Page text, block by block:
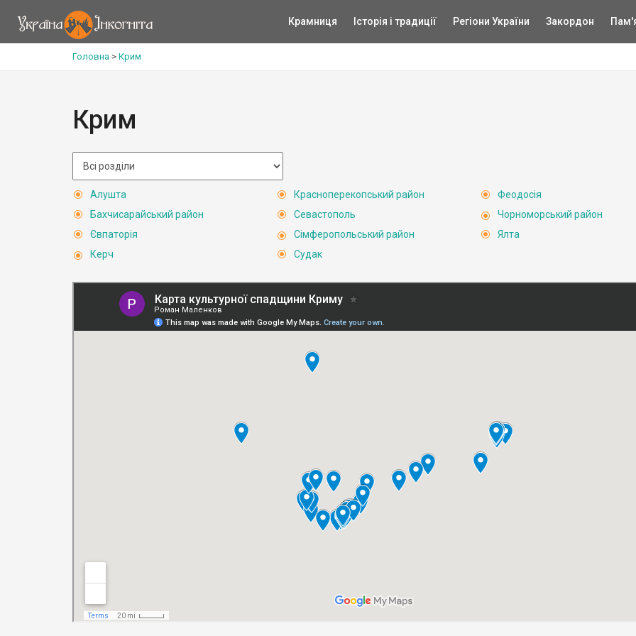
Крамниця Історія і традиції Регіони України Закордон
Головна > Крим
Крим
Алушта
Бахчисарайський район
Євпаторія
Керч
Красноперекопський район
Севастополь
Сімферопольський район
Судак
Феодосія
Чорноморський район
Ялта